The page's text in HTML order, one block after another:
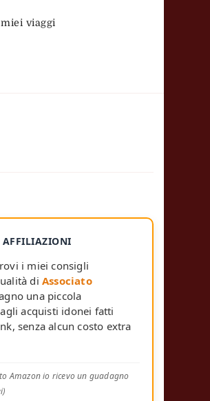
viaggi
AFFILIAZIONI
i miei consigli
di Associato
una piccola
acquisti idonei fatti
senza alcun costo extra
Amazon io ricevo un guadagno